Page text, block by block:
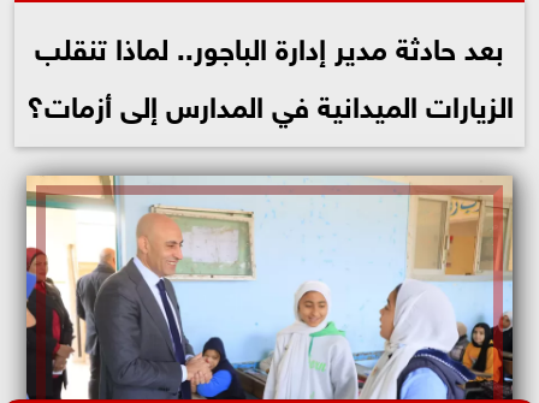
بعد حادثة مدير إدارة الباجور.. لماذا تنقلب
الزيارات الميدانية في المدارس إلى أزمات؟